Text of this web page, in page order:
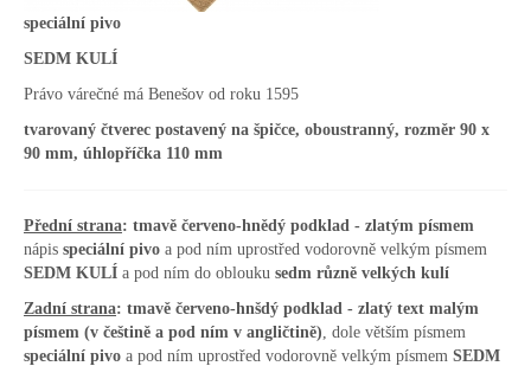
speciální pivo
SEDM KULÍ
Právo várečné má Benešov od roku 1595
tvarovaný čtverec postavený na špičce, oboustranný, rozměr 90 x
90 mm, úhlopříčka 110 mm
Přední strana: tmavě červeno-hnědý podklad - zlatým písmem
nápis speciální pivo a pod ním uprostřed vodorovně velkým písmem
SEDM KULÍ a pod ním do oblouku sedm různě velkých kulí
Zadní strana: tmavě červeno-hnšdý podklad - zlatý text malým
písmem (v češtině a pod ním v angličtině) , dole větším písmem
speciální pivo a pod ním uprostřed vodorovně velkým písmem SEDM